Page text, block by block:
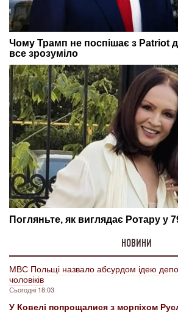
НОВИНИ
МВС Польщі назвало абсурдом ідею
чоловіків
Сьогодні 18:03
У Ковелі попрощалися з морпіхом